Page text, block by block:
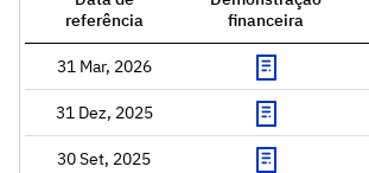
referência
financeira
31 Mar, 2026
31 Dez, 2025
30 Set, 2025